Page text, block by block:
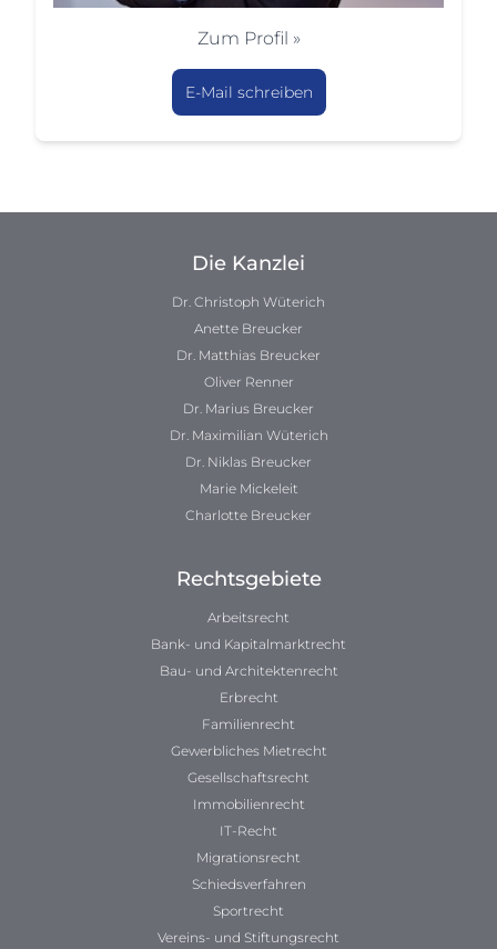
Zum Profil »
E-Mail schreiben
Die Kanzlei
Dr. Christoph Wüterich
Anette Breucker
Dr. Matthias Breucker
Oliver Renner
Dr. Marius Breucker
Dr. Maximilian Wüterich
Dr. Niklas Breucker
Marie Mickeleit
Charlotte Breucker
Rechtsgebiete
Arbeitsrecht
Bank- und Kapitalmarktrecht
Bau- und Architektenrecht
Erbrecht
Familienrecht
Gewerbliches Mietrecht
Gesellschaftsrecht
Immobilienrecht
IT-Recht
Migrationsrecht
Schiedsverfahren
Sportrecht
Vereins- und Stiftungsrecht